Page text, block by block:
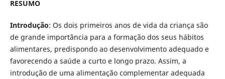
RESUMO
Introdução: Os dois primeiros anos de vida da criança são
de grande importância para a formação dos seus hábitos
alimentares, predispondo ao desenvolvimento adequado e
favorecendo a saúde a curto e longo prazo. Assim, a
introdução de uma alimentação complementar adequada